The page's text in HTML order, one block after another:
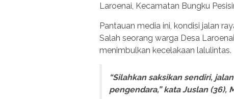
Laroenai, Kecamatan Bungku
Pantauan media ini, kondisi jalan
Salah seorang warga Desa
menimbulkan kecelakaan lalulintas.
“Silahkan saksikan sendiri,
pengendara,” kata Juslan